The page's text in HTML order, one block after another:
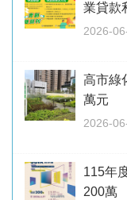
業貸款
2026-
高市綠
萬元
2026-
115年
200萬